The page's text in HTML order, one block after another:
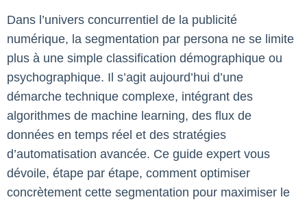
Dans l’univers concurrentiel de la publicité
numérique, la segmentation par persona ne se limite
plus à une simple classification démographique ou
psychographique. Il s’agit aujourd’hui d’une
démarche technique complexe, intégrant des
algorithmes de machine learning, des flux de
données en temps réel et des stratégies
d’automatisation avancée. Ce guide expert vous
dévoile, étape par étape, comment optimiser
concrètement cette segmentation pour maximiser le